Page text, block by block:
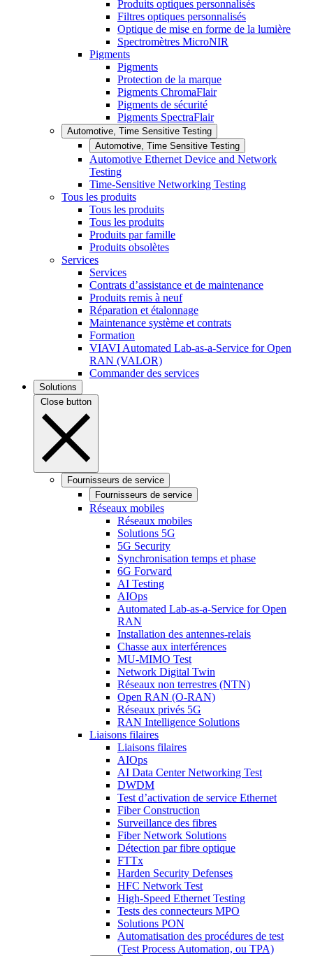
Produits optiques personnalisés
Filtres optiques personnalisés
Optique de mise en forme de la lumière
Spectromètres MicroNIR
Pigments
Pigments
Protection de la marque
Pigments ChromaFlair
Pigments de sécurité
Pigments SpectraFlair
Automotive, Time Sensitive Testing
Automotive, Time Sensitive Testing
Automotive Ethernet Device and Network
Testing
Time-Sensitive Networking Testing
Tous les produits
Tous les produits
Tous les produits
Produits par famille
Produits obsolètes
Services
Services
Contrats d’assistance et de maintenance
Produits remis à neuf
Réparation et étalonnage
Maintenance système et contrats
Formation
VIAVI Automated Lab-as-a-Service for Open
RAN (VALOR)
Commander des services
Solutions
Close button
Fournisseurs de service
Fournisseurs de service
Réseaux mobiles
Réseaux mobiles
Solutions 5G
5G Security
Synchronisation temps et phase
6G Forward
AI Testing
AIOps
Automated Lab-as-a-Service for Open
RAN
Installation des antennes-relais
Chasse aux interférences
MU-MIMO Test
Network Digital Twin
Réseaux non terrestres (NTN)
Open RAN (O-RAN)
Réseaux privés 5G
RAN Intelligence Solutions
Liaisons filaires
Liaisons filaires
AIOps
AI Data Center Networking Test
DWDM
Test d’activation de service Ethernet
Fiber Construction
Surveillance des fibres
Fiber Network Solutions
Détection par fibre optique
FTTx
Harden Security Defenses
HFC Network Test
High-Speed Ethernet Testing
Tests des connecteurs MPO
Solutions PON
Automatisation des procédures de test
(Test Process Automation, ou TPA)